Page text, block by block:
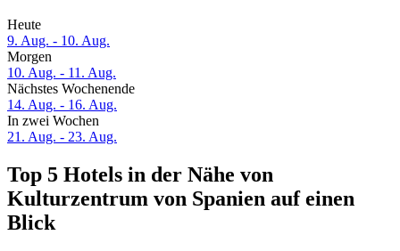
Heute
9. Aug. - 10. Aug.
Morgen
10. Aug. - 11. Aug.
Nächstes Wochenende
14. Aug. - 16. Aug.
In zwei Wochen
21. Aug. - 23. Aug.
Top 5 Hotels in der Nähe von
Kulturzentrum von Spanien auf einen
Blick